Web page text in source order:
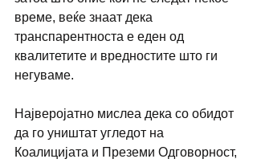
време, веќе знаат дека
транспарентноста е еден од
квалитетите и вредностите што ги
негуваме.
Најверојатно мислеа дека со обидот
да го уништат угледот на
Коалицијата и Преземи Одговорност,